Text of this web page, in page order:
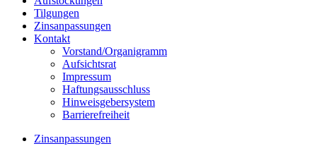
Tilgungen
Zinsanpassungen
Kontakt
Vorstand/Organigramm
Aufsichtsrat
Impressum
Haftungsausschluss
Hinweisgebersystem
Barrierefreiheit
Zinsanpassungen